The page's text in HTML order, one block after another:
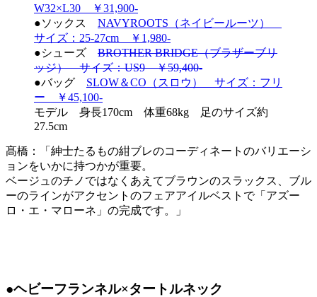
W32×L30 ￥31,900-
●ソックス NAVYROOTS（ネイビールーツ）
サイズ：25-27cm ￥1,980-
●シューズ BROTHER BRIDGE（ブラザーブリ
ッジ） サイズ：US9 ￥59,400-
●バッグ SLOW＆CO（スロウ） サイズ：フリ
ー ￥45,100-
モデル 身長170cm 体重68kg 足のサイズ約
27.5cm
髙橋：「紳士たるもの紺ブレのコーディネートのバリエーシ
ョンをいかに持つかが重要。
ベージュのチノではなくあえてブラウンのスラックス、ブル
ーのラインがアクセントのフェアアイルベストで「アズー
ロ・エ・マローネ」の完成です。」
●ヘビーフランネル×タートルネック